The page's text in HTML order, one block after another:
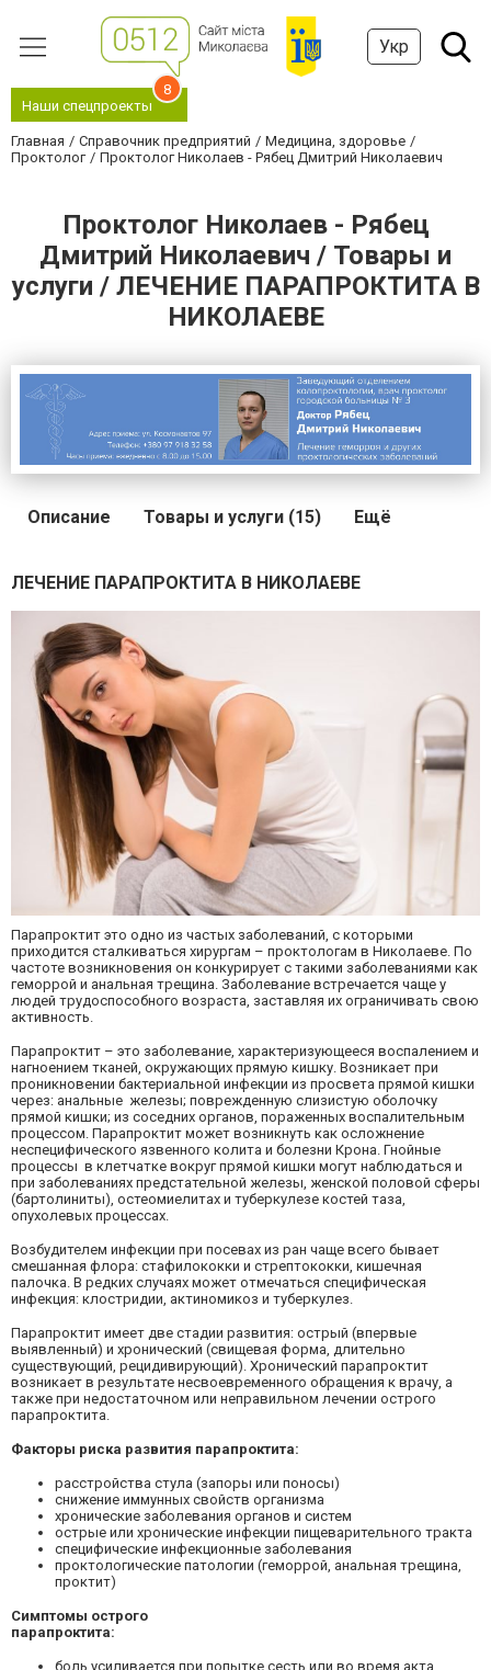
Укр
Наши спецпроекты
8
Главная Справочник предприятий
Медицина, здоровье
Проктолог
Проктолог Николаев - Рябец Дмитрий Николаевич
Проктолог Николаев - Рябец
Дмитрий Николаевич / Товары и
услуги / ЛЕЧЕНИЕ ПАРАПРОКТИТА В
НИКОЛАЕВЕ
Описание Товары и услуги (15) Ещё
ЛЕЧЕНИЕ ПАРАПРОКТИТА В НИКОЛАЕВЕ
Парапроктит это одно из частых заболеваний, с которыми
приходится сталкиваться хирургам – проктологам в Николаеве. По
частоте возникновения он конкурирует с такими заболеваниями как
геморрой и анальная трещина. Заболевание встречается чаще у
людей трудоспособного возраста, заставляя их ограничивать свою
активность.
Парапроктит – это заболевание, характеризующееся воспалением и
нагноением тканей, окружающих прямую кишку. Возникает при
проникновении бактериальной инфекции из просвета прямой кишки
через: анальные железы; поврежденную слизистую оболочку
прямой кишки; из соседних органов, пораженных воспалительным
процессом. Парапроктит может возникнуть как осложнение
неспецифического язвенного колита и болезни Крона. Гнойные
процессы в клетчатке вокруг прямой кишки могут наблюдаться и
при заболеваниях предстательной железы, женской половой сферы
(бартолиниты), остеомиелитах и туберкулезе костей таза,
опухолевых процессах.
Возбудителем инфекции при посевах из ран чаще всего бывает
смешанная флора: стафилококки и стрептококки, кишечная
палочка. В редких случаях может отмечаться специфическая
инфекция: клостридии, актиномикоз и туберкулез.
Парапроктит имеет две стадии развития: острый (впервые
выявленный) и хронический (свищевая форма, длительно
существующий, рецидивирующий). Хронический парапроктит
возникает в результате несвоевременного обращения к врачу, а
также при недостаточном или неправильном лечении острого
парапроктита.
Факторы риска развития парапроктита:
расстройства стула (запоры или поносы)
снижение иммунных свойств организма
хронические заболевания органов и систем
острые или хронические инфекции пищеварительного тракта
специфические инфекционные заболевания
проктологические патологии (геморрой, анальная трещина,
проктит)
Симптомы острого
боль усиливается при попытке сесть или во время акта